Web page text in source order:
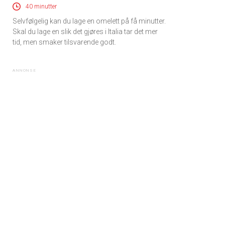
40 minutter
Selvfølgelig kan du lage en omelett på få minutter.
Skal du lage en slik det gjøres i Italia tar det mer
tid, men smaker tilsvarende godt.